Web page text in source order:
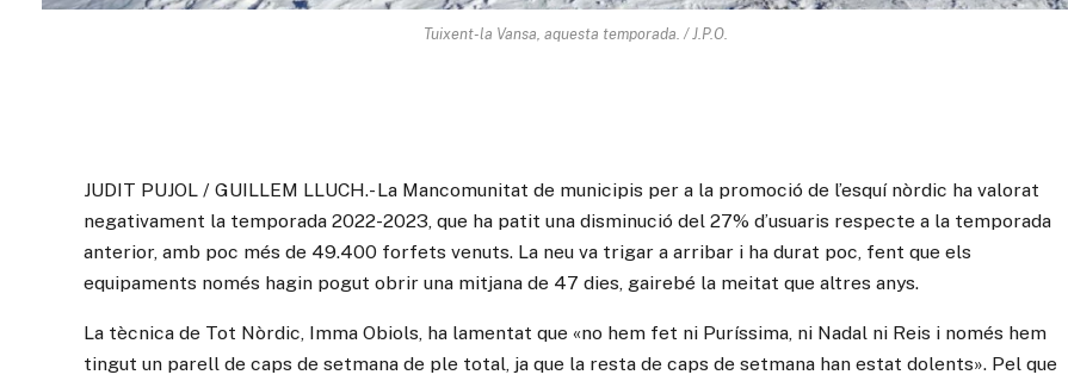
Tuixent-la Vansa, aquesta temporada. / J.P.O.
JUDIT PUJOL / GUILLEM LLUCH.- La Mancomunitat de municipis per a la promoció de l’esquí nòrdic ha valorat
negativament la temporada 2022-2023, que ha patit una disminució del 27% d’usuaris respecte a la temporada
anterior, amb poc més de 49.400 forfets venuts. La neu va trigar a arribar i ha durat poc, fent que els
equipaments només hagin pogut obrir una mitjana de 47 dies, gairebé la meitat que altres anys.
La tècnica de Tot Nòrdic, Imma Obiols, ha lamentat que «no hem fet ni Puríssima, ni Nadal ni Reis i només hem
tingut un parell de caps de setmana de ple total, ja que la resta de caps de setmana han estat dolents». Pel que